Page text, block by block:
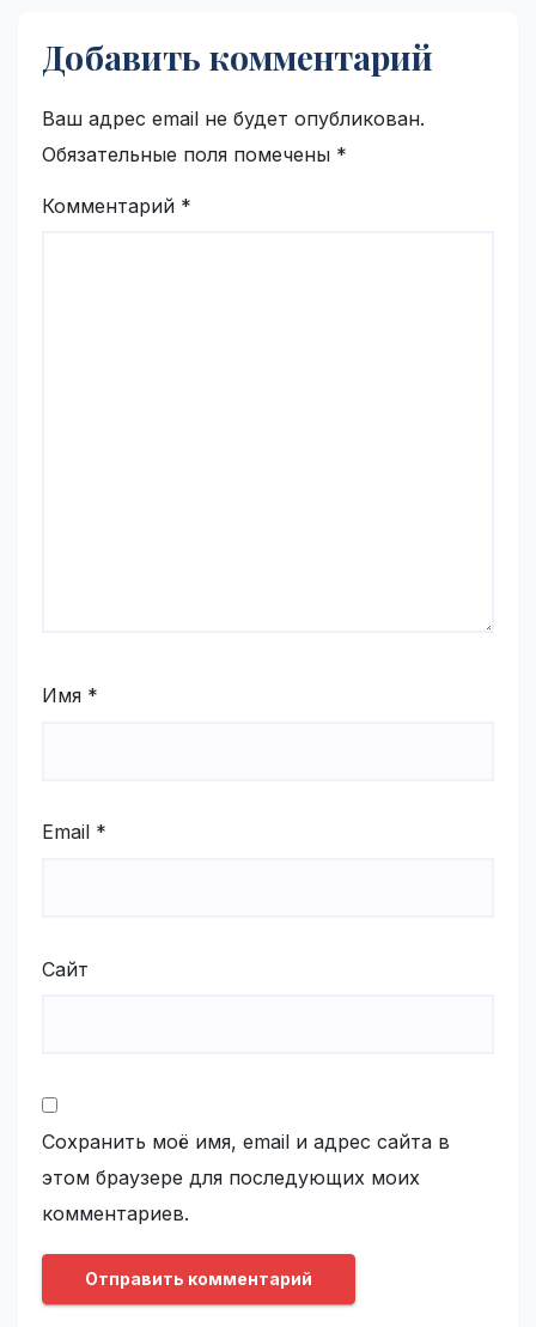
Добавить комментарий
Ваш адрес email не будет опубликован.
Обязательные поля помечены *
Комментарий *
Имя *
Email *
Сайт
Сохранить моё имя, email и адрес сайта в
этом браузере для последующих моих
комментариев.